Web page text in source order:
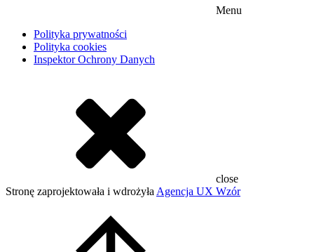
Menu
Polityka prywatności
Polityka cookies
Inspektor Ochrony Danych
close
Stronę zaprojektowała i wdrożyła Agencja UX Wzór